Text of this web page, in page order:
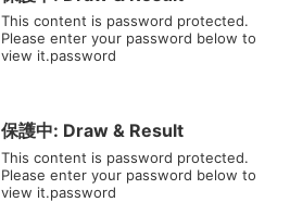
This content is password protected.
Please enter your password below to
view it.password
保護中: Draw & Result
This content is password protected.
Please enter your password below to
view it.password